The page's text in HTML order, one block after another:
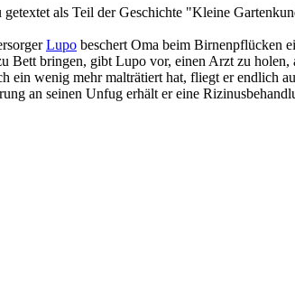
getextet als Teil der Geschichte "Kleine
Lupo beschert Oma beim Birnenpflücken
Bett bringen, gibt Lupo vor, einen Arzt zu holen,
ein wenig mehr malträtiert hat, fliegt er endlich
an seinen Unfug erhält er eine